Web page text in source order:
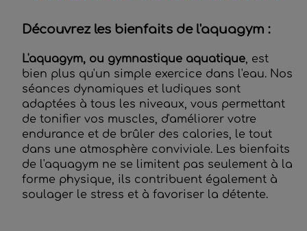
Découvrez les bienfaits de l'aquagym :
L'aquagym, ou gymnastique aquatique , est
bien plus qu'un simple exercice dans l'eau. Nos
séances dynamiques et ludiques sont
adaptées à tous les niveaux, vous permettant
de tonifier vos muscles, d'améliorer votre
endurance et de brûler des calories, le tout
dans une atmosphère conviviale. Les bienfaits
de l'aquagym ne se limitent pas seulement à la
forme physique, ils contribuent également à
soulager le stress et à favoriser la détente.